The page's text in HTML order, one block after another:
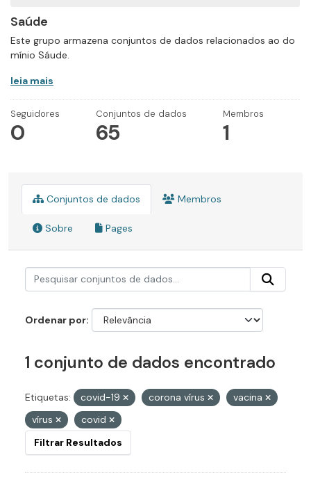
Saúde
Este grupo armazena conjuntos de dados relacionados ao do
mínio Sáude.
leia mais
Seguidores
0
Conjuntos de dados
65
Membros
1
Conjuntos de dados Membros
Sobre Pages
Ordenar por
1 conjunto de dados encontrado
Etiquetas: covid-19 corona vírus
vacina
vírus
covid
Filtrar Resultados